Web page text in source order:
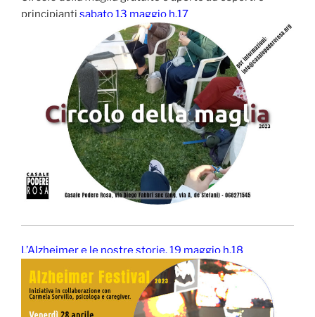
principianti sabato 13 maggio h.17
L’Alzheimer e le nostre storie. 19 maggio h.18